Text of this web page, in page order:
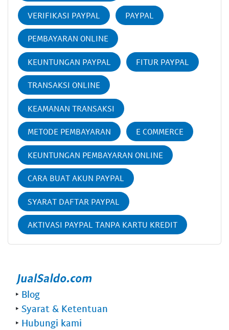
VERIFIKASI PAYPAL PAYPAL
PEMBAYARAN ONLINE
KEUNTUNGAN PAYPAL FITUR PAYPAL
TRANSAKSI ONLINE
KEAMANAN TRANSAKSI
METODE PEMBAYARAN E COMMERCE
KEUNTUNGAN PEMBAYARAN ONLINE
CARA BUAT AKUN PAYPAL
SYARAT DAFTAR PAYPAL
AKTIVASI PAYPAL TANPA KARTU KREDIT
‣ Blog
‣ Syarat & Ketentuan
‣ Hubungi kami